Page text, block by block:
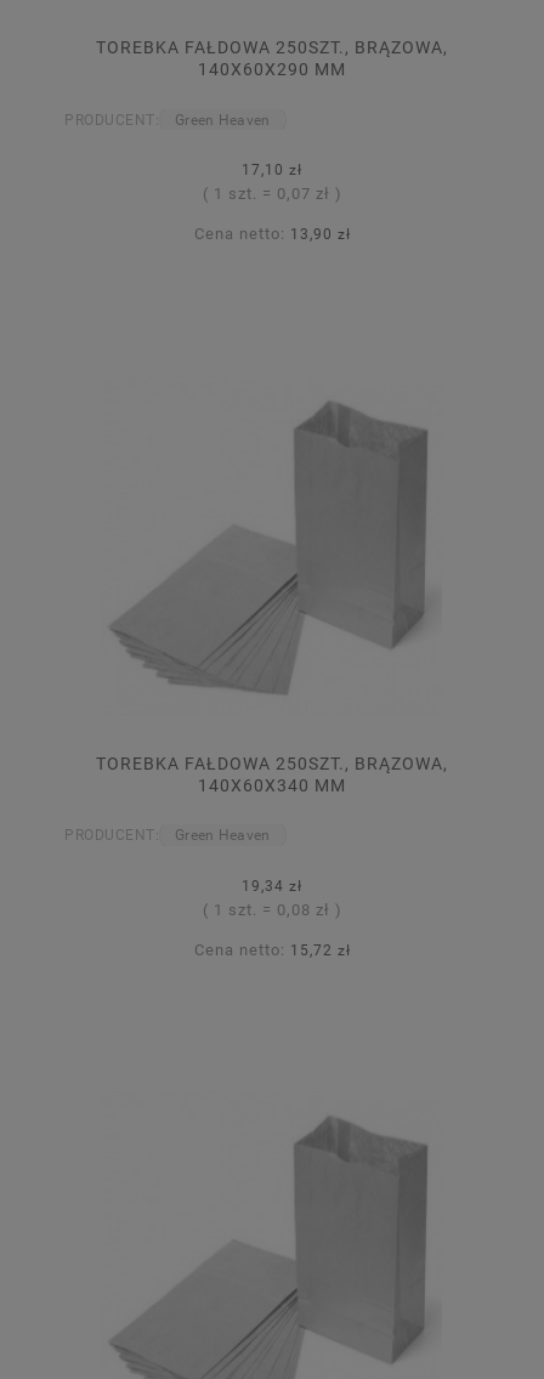
TOREBKA FAŁDOWA 250SZT., BRĄZOWA,
140X60X290 MM
PRODUCENT: Green Heaven
17,10 zł
( 1 szt. = 0,07 zł )
Cena netto: 13,90 zł
TOREBKA FAŁDOWA 250SZT., BRĄZOWA,
140X60X340 MM
PRODUCENT: Green Heaven
19,34 zł
( 1 szt. = 0,08 zł )
Cena netto: 15,72 zł